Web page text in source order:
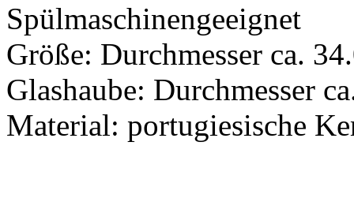
Spülmaschinengeeignet
Größe: Durchmesser ca.
Glashaube: Durchmesser
Material: portugiesische